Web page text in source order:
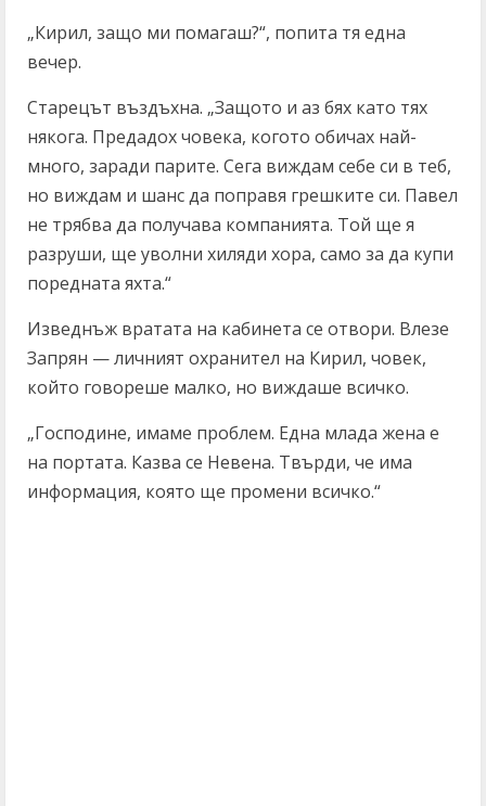
„Кирил, защо ми помагаш?“, попита тя една
вечер.
Старецът въздъхна. „Защото и аз бях като тях
някога. Предадох човека, когото обичах най-
много, заради парите. Сега виждам себе си в теб,
но виждам и шанс да поправя грешките си. Павел
не трябва да получава компанията. Той ще я
разруши, ще уволни хиляди хора, само за да купи
поредната яхта.“
Изведнъж вратата на кабинета се отвори. Влезе
Запрян — личният охранител на Кирил, човек,
който говореше малко, но виждаше всичко.
„Господине, имаме проблем. Една млада жена е
на портата. Казва се Невена. Твърди, че има
информация, която ще промени всичко.“